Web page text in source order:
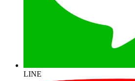
LINE